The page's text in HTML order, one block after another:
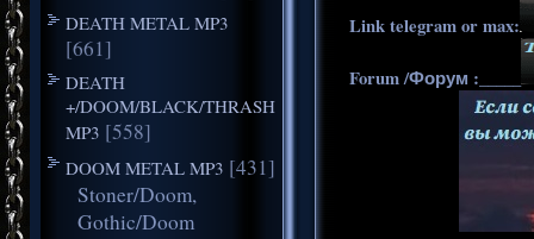
DEATH METAL MP3
[661]
DEATH
+/DOOM/BLACK/THRASH
MP3 [558]
DOOM METAL MP3 [431]
Stoner/Doom,
Gothic/Doom
Link telegram or max:
Forum /Форум :_____